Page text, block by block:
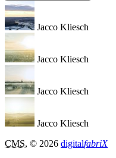
Jacco Kliesch
Jacco Kliesch
Jacco Kliesch
Jacco Kliesch
CMS, © 2026 digitalfabriX